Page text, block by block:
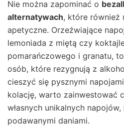
Nie można zapominać o
alternatywach, które również
apetyczne. Orzeźwiające
lemoniada z miętą czy
pomarańczowego i granatu,
osób, które rezygnują z
cieszyć się pysznymi
kolację, warto zainwestować
własnych unikalnych
podawanymi daniami.